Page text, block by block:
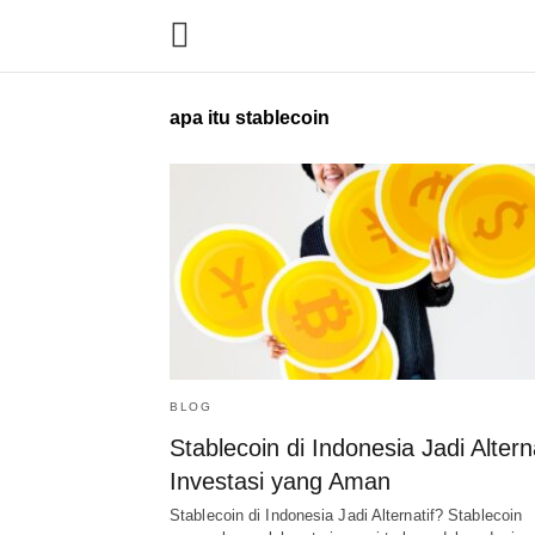
apa itu stablecoin
BLOG
Stablecoin di Indonesia Jadi
Investasi yang Aman
Stablecoin di Indonesia Jadi Alternatif? Stablecoin